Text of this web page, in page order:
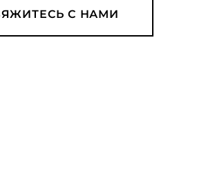
С НАМИ